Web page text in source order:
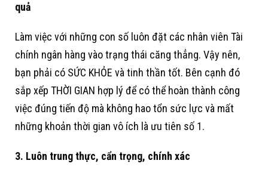
quả
Làm việc với những con số luôn đặt các nhân viên Tài
chính ngân hàng vào trạng thái căng thẳng. Vậy nên,
bạn phải có SỨC KHỎE và tinh thần tốt. Bên cạnh đó
sắp xếp THỜI GIAN hợp lý để có thể hoàn thành công
việc đúng tiến độ mà không hao tổn sức lực và mất
những khoản thời gian vô ích là ưu tiên số 1.
3. Luôn trung thực, cẩn trọng, chính xác